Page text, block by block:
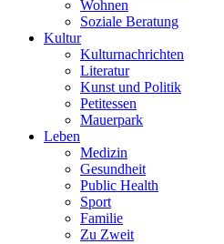
Wohnen
Soziale Beratung
Kultur
Kulturnachrichten
Literatur
Kunst und Politik
Petitessen
Mauerpark
Leben
Medizin
Gesundheit
Public Health
Sport
Familie
Zu Zweit